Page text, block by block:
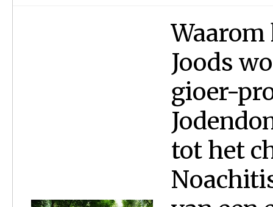
Waarom
Joods
gioer-
tot het